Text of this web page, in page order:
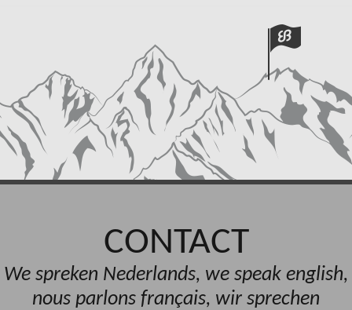
CONTACT
We spreken Nederlands, we speak english,
nous parlons français, wir sprechen